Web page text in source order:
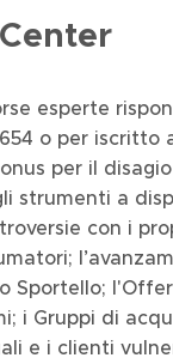
esperte
o per
per il
strumenti a
con i
Sportello;
i Gruppi di
e i clienti